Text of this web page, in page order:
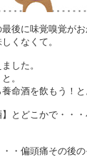
後に味覚嗅覚が
くなくて。
した。
。
命酒を飲もう！と
とどこかで・・
・偏頭痛その後